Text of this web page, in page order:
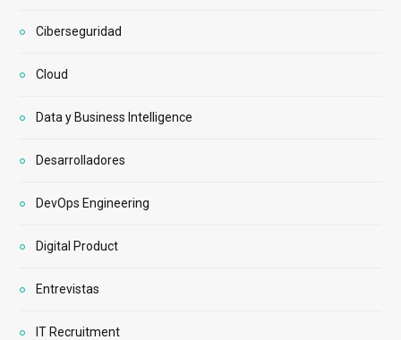
Ciberseguridad
Cloud
Data y Business Intelligence
Desarrolladores
DevOps Engineering
Digital Product
Entrevistas
IT Recruitment